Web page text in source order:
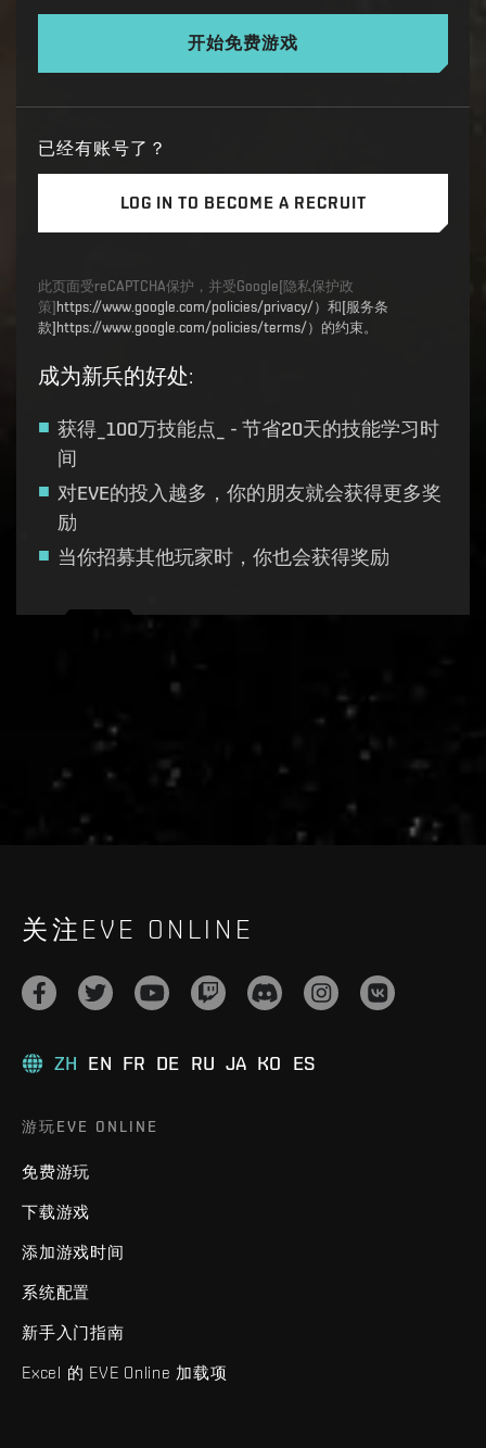
开始免费游戏
已经有账号了？
LOG IN TO BECOME A RECRUIT
此页面受reCAPTCHA保护，并受Google[隐私保护政
策] https://www.google.com/policies/privacy/）和[服务条
款]https://www.google.com/policies/terms/）的约束。
成为新兵的好处:
获得_100万技能点_ - 节省20天的技能学习时
间
对EVE的投入越多，你的朋友就会获得更多奖
励
当你招募其他玩家时，你也会获得奖励
live.evetech.net/api/v1
关注EVE ONLINE
ZH EN FR DE RU JA KO ES
游玩EVE ONLINE
免费游玩
下载游戏
添加游戏时间
系统配置
新手入门指南
Excel 的 EVE Online 加载项